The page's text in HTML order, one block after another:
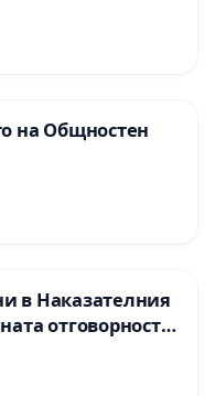
на Общностен
в Наказателния
отговорност
тежки